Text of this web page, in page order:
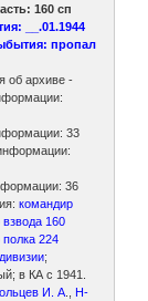
160 сп
__.01.1944
пропал
об архиве -
33
36
командир
взвода 160
полка 224
;
в КА с 1941.
И. А
Н-